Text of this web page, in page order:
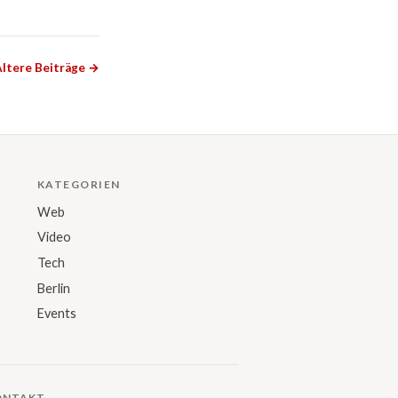
Beiträge →
KATEGORIEN
Web
Video
Tech
Berlin
Events